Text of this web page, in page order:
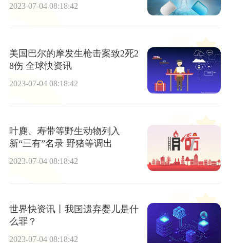
2023-07-04 08:18:42
美国巴尔的摩发生枪击案致2死2
8伤 全球快资讯
2023-07-04 08:18:42
叶麂、寿带等野生动物列入
新“三有”名录 野猪等调出
2023-07-04 08:18:42
世界快资讯丨我国遗弃婴儿是什
么罪？
2023-07-04 08:18:42